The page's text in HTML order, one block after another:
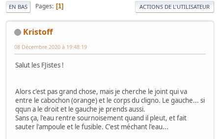
EN BAS Pages 1 ACTIONS DE L'UTILISATEUR
Kristoff
08 Décembre 2020 à 19:48:19
Salut les FJistes !
Alors c'est pas grand chose, mais je cherche le joint qui va
entre le cabochon (orange) et le corps du cligno. Le gauche... si
qqun a le droit et le gauche je prends aussi.
Sans ça, l'eau rentre sournoisement quand il pleut, et fait
sauter l'ampoule et le fusible. C'est méchant l'eau...